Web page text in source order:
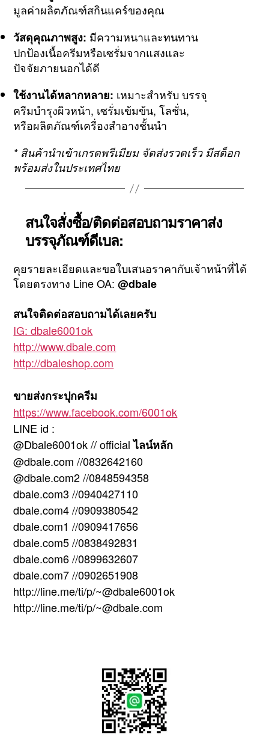
มูลค่าผลิตภัณฑ์สกินแคร์ของคุณ
วัสดุคุณภาพสูง: มีความหนาและทนทาน
ปกป้องเนื้อครีมหรือเซรั่มจากแสงและ
ปัจจัยภายนอกได้ดี
ใช้งานได้หลากหลาย: เหมาะสำหรับ บรรจุ
ครีมบำรุงผิวหน้า, เซรั่มเข้มข้น, โลชั่น,
หรือผลิตภัณฑ์เครื่องสำอางชั้นนำ
* สินค้านำเข้าเกรดพรีเมียม จัดส่งรวดเร็ว มีสต็อก
พร้อมส่งในประเทศไทย
สนใจสั่งซื้อ/ติดต่อสอบถามราคาส่ง
บรรจุภัณฑ์ดีเบล:
คุยรายละเอียดและขอใบเสนอราคากับเจ้าหน้าที่ได้
โดยตรงทาง Line OA:@dbale
สนใจติดต่อสอบถามได้เลยครับ
IG: dbale6001ok
http://www.dbale.com
http://dbaleshop.com
ขายส่งกระปุกครีม
https://www.facebook.com/6001ok
LINE id :
@Dbale6001ok // officialไลน์หลัก
@dbale.com //0832642160
@dbale.com2 //0848594358
dbale.com3 //0940427110
dbale.com4 //0909380542
dbale.com1 //0909417656
dbale.com5 //0838492831
dbale.com6 //0899632607
dbale.com7 //0902651908
http://line.me/ti/p/~@dbale6001ok
http://line.me/ti/p/~@dbale.com